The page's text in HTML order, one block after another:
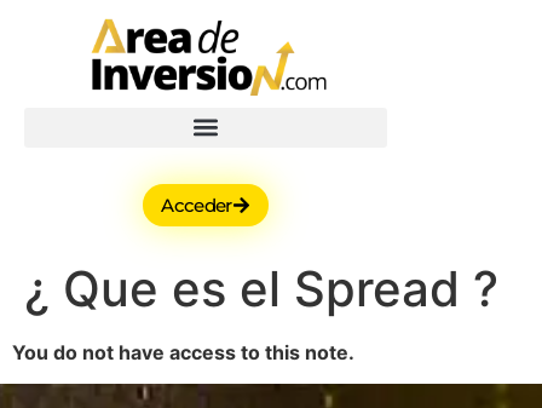
Acceder
¿ Que es el Spread ?
You do not have access to this note.